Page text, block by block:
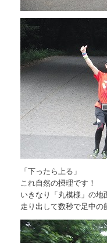
「下ったら上る」
これ自然の摂理です！
いきなり「丸模様」の地
走り出して数秒で足中の